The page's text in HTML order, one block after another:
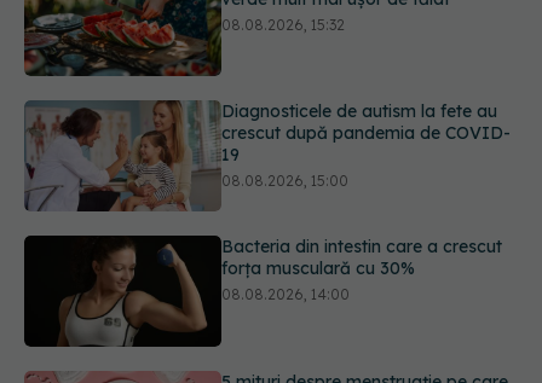
crescut după pandemia de COVID-
19
Bacteria din intestin care a crescut
forța musculară cu 30%
08.08.2026, 14:00
5 mituri despre menstruație pe care
să nu le mai crezi